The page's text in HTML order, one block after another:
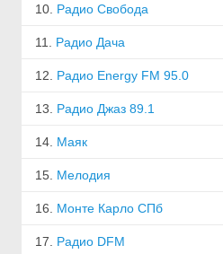
10. Радио Свобода
11. Радио Дача
12. Радио Energy FM 95.0
13. Радио Джаз 89.1
14. Маяк
15. Мелодия
16. Монте Карло СПб
17. Радио DFM